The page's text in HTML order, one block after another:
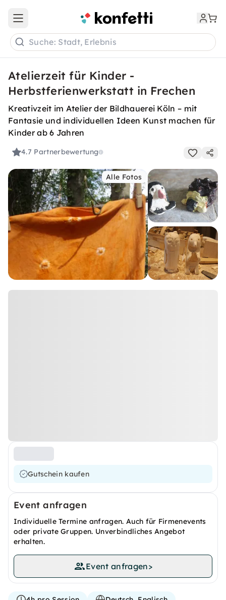
Open main menu
Suche: Stadt, Erlebnis
Atelierzeit für Kinder -
Herbstferienwerkstatt in Frechen
Kreativzeit im Atelier der Bildhauerei Köln – mit
Fantasie und individuellen Ideen Kunst machen für
Kinder ab 6 Jahren
4.7 Partnerbewertung
Alle Fotos
Gutschein kaufen
Event anfragen
Individuelle Termine anfragen. Auch für Firmenevents
oder private Gruppen. Unverbindliches Angebot
erhalten.
Event anfragen>